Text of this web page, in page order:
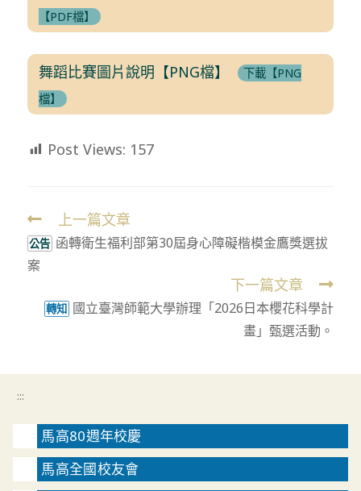
【PDF檔】
舞蹈比賽圖片說明【PNG檔】
下載【PNG
檔】
Post Views: 157
Read
more
articles
上一篇文章
公告 函轉衛生福利部第30屆身心障礙楷模金鷹獎選拔
案
下一篇文章
轉知 國立臺灣師範大學辦理「2026日本櫻花科學計
畫」甄選活動。
:::
馬高80週年校慶
馬高全國校友會